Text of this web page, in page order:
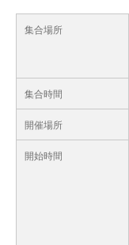
集合場所
集合時間
開催場所
開始時間